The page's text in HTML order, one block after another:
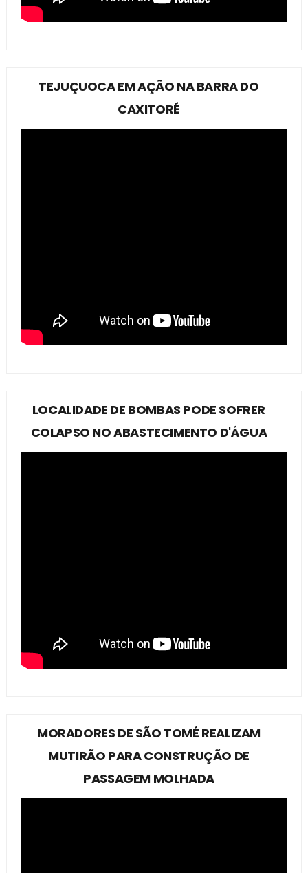
TEJUÇUOCA EM AÇÃO NA BARRA DO
CAXITORÉ
LOCALIDADE DE BOMBAS PODE SOFRER
COLAPSO NO ABASTECIMENTO D'ÁGUA
MORADORES DE SÃO TOMÉ REALIZAM
MUTIRÃO PARA CONSTRUÇÃO DE
PASSAGEM MOLHADA